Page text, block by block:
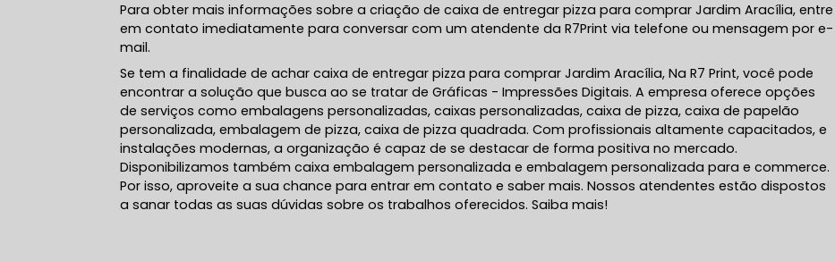
Para obter mais informações sobre a criação de caixa de entregar pizza para comprar Jardim Aracília, entre
em contato imediatamente para conversar com um atendente da R7Print via telefone ou mensagem por e-
mail.
Se tem a finalidade de achar caixa de entregar pizza para comprar Jardim Aracília, Na R7 Print, você pode
encontrar a solução que busca ao se tratar de Gráficas - Impressões Digitais. A empresa oferece opções
de serviços como embalagens personalizadas, caixas personalizadas, caixa de pizza, caixa de papelão
personalizada, embalagem de pizza, caixa de pizza quadrada. Com profissionais altamente capacitados, e
instalações modernas, a organização é capaz de se destacar de forma positiva no mercado.
Disponibilizamos também caixa embalagem personalizada e embalagem personalizada para e commerce.
Por isso, aproveite a sua chance para entrar em contato e saber mais. Nossos atendentes estão dispostos
a sanar todas as suas dúvidas sobre os trabalhos oferecidos. Saiba mais!